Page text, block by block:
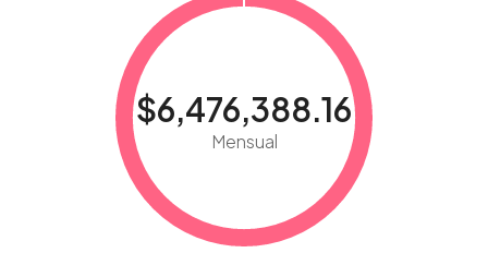
$6,476,388.16
Mensual